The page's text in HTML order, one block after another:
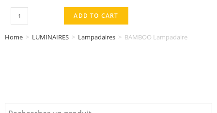
ADD TO CART
Home > LUMINAIRES > Lampadaires > BAMBOO Lampadaire